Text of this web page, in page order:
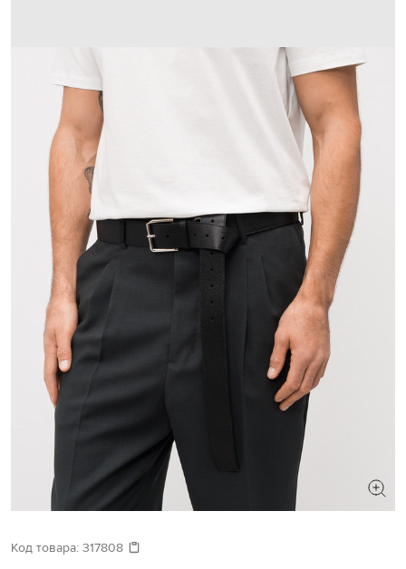
Давайте подберем что-то еще
Код товара: 317808